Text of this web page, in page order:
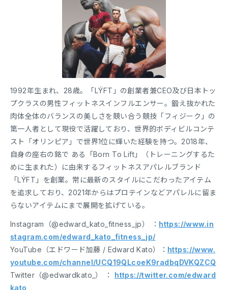
1992年生まれ、28歳。「LÝFT」の創業者兼CEO及び日本トッ
プクラスの男性フィットネスインフルエンサー。鍛え抜かれた
肉体全体のバランスの美しさを競い合う競技「フィジーク」の
第一人者として現役で活躍しており、世界的ボディビルコンテ
スト「オリンピア」で世界1位に輝いた経験を持つ。2018年、
自身の座右の銘で ある「Born To Lift」（トレーニングするた
めに生まれた）に由来するフィットネスアパレルブランド
「LÝFT」を創業。常に最新のスタイルにこだわったアイテム
を追求しており、2021年からはプロテインなどアパレルに留ま
らないアイテムにまで展開を拡げている。
Instagram（@edward_kato_fitness_jp） ： https://www.in
stagram.com/edward_kato_fitness_jp/
YouTube（エドワード加藤 / Edward Kato）： https://www.
youtube.com/channel/UCQ19QLcoeK9radbqDVKQZCQ
Twitter（@edwardkato_） ： https://twitter.com/edward
kato_